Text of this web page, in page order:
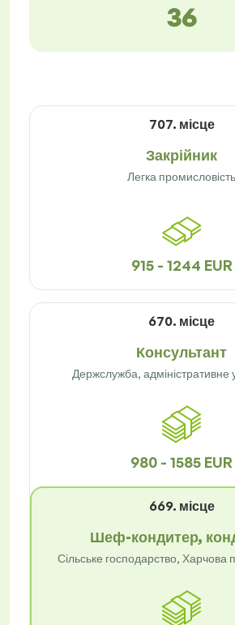
36
707. місце
Закрійник
Легка промисловість
915 - 1244 EUR
670. місце
Консультант
Держслужба, адміністративне
980 - 1585 EUR
669. місце
Шеф-кондитер,
Сільське господарство, Харчова